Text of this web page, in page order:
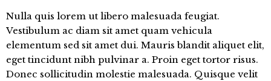
Nulla quis lorem ut libero malesuada feugiat.
Vestibulum ac diam sit amet quam vehicula
elementum sed sit amet dui. Mauris blandit aliquet elit,
eget tincidunt nibh pulvinar a. Proin eget tortor risus.
Donec sollicitudin molestie malesuada. Quisque velit